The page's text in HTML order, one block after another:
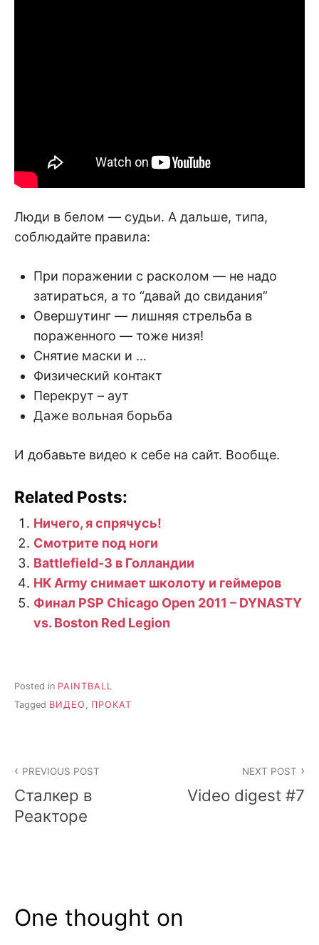
Люди в белом — судьи. А дальше, типа,
соблюдайте правила:
При поражении с расколом — не надо
затираться, а то “давай до свидания”
Овершутинг — лишняя стрельба в
пораженного — тоже низя!
Снятие маски и …
Физический контакт
Перекрут – аут
Даже вольная борьба
И добавьте видео к себе на сайт. Вообще.
Related Posts:
Ничего, я спрячусь!
Смотрите под ноги
Battlefield-3 в Голландии
HK Army снимает школоту и геймеров
Финал PSP Chicago Open 2011 – DYNASTY
vs. Boston Red Legion
Posted in PAINTBALL
Tagged ВИДЕО , ПРОКАТ
navigation
PREVIOUS POST
Сталкер в
Реакторе
NEXT POST
Video digest #7
One thought on